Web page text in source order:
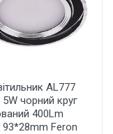
AL777
5W чорний круг
400Lm
93*28mm Feron